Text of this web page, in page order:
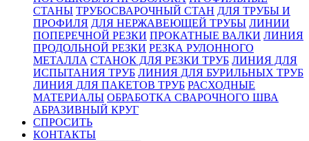
СТАНЫ ТРУБОСВАРОЧНЫЙ СТАН ДЛЯ ТРУБЫ И
ПРОФИЛЯ ДЛЯ НЕРЖАВЕЮЩЕЙ ТРУБЫ ЛИНИИ
ПОПЕРЕЧНОЙ РЕЗКИ ПРОКАТНЫЕ ВАЛКИ ЛИНИЯ
ПРОДОЛЬНОЙ РЕЗКИ РЕЗКА РУЛОННОГО
МЕТАЛЛА СТАНОК ДЛЯ РЕЗКИ ТРУБ ЛИНИЯ ДЛЯ
ИСПЫТАНИЯ ТРУБ ЛИНИЯ ДЛЯ БУРИЛЬНЫХ ТРУБ
ЛИНИЯ ДЛЯ ПАКЕТОВ ТРУБ РАСХОДНЫЕ
МАТЕРИАЛЫ OБРАБОТКА СВАРОЧНОГО ШВА
АБРАЗИВНЫЙ КРУГ
СПРОСИТЬ
КОНТАКТЫ